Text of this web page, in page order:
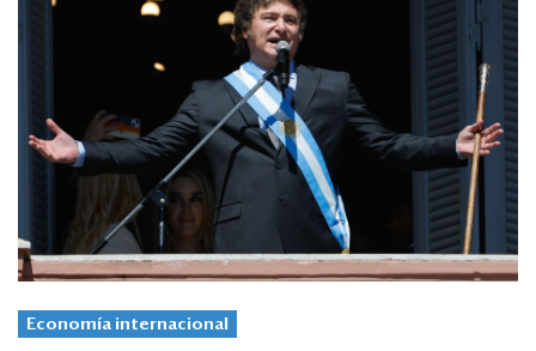
Economía internacional